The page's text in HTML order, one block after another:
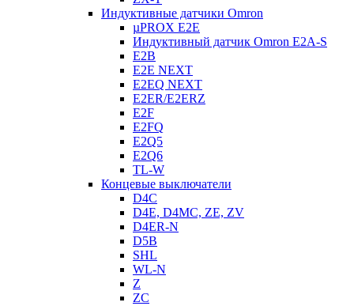
Индуктивные датчики Omron
µPROX E2E
Индуктивный датчик Omron E2A-S
E2B
E2E NEXT
E2EQ NEXT
E2ER/E2ERZ
E2F
E2FQ
E2Q5
E2Q6
TL-W
Концевые выключатели
D4C
D4E, D4MC, ZE, ZV
D4ER-N
D5B
SHL
WL-N
Z
ZC